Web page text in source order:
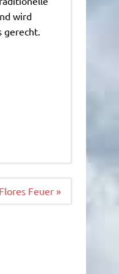
wird
gerecht.
Feuer »